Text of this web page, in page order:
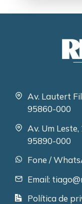
Av. Lautert
95860-000
Av. Um
95890-000
Fone /
Email:
Política de